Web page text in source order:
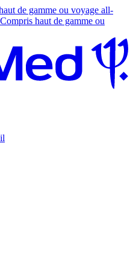
de gamme ou voyage all-
haut de gamme ou